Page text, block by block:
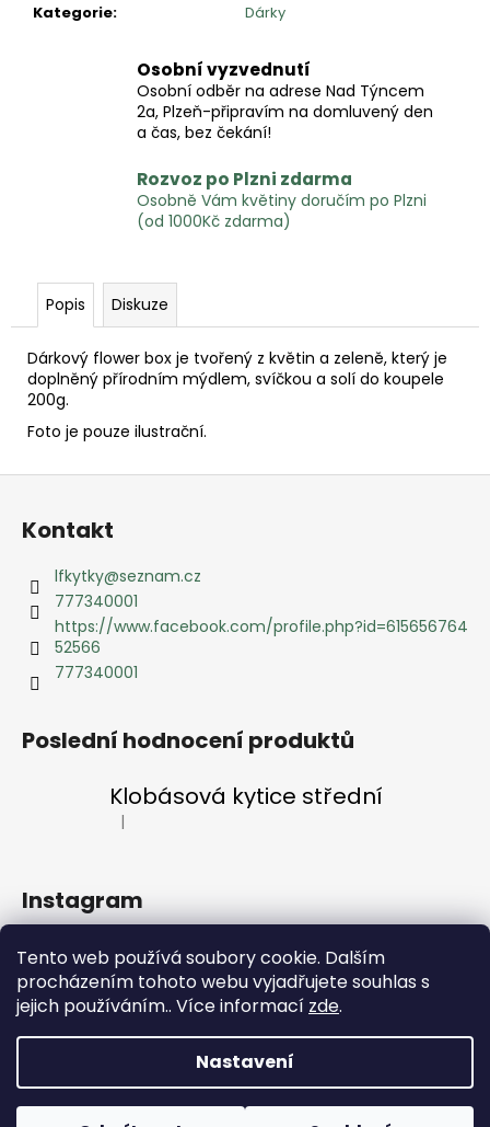
Tento web používá soubory cookie. Dalším
procházením tohoto webu vyjadřujete souhlas s
jejich používáním.. Více informací zde.
Nastavení
Kategorie: Dárky
Osobní vyzvednutí
Osobní odběr na adrese Nad Týncem
2a, Plzeň-připravím na domluvený den
a čas, bez čekání!
Rozvoz po Plzni zdarma
Osobně Vám květiny doručím po Plzni
(od 1000Kč zdarma)
Popis Diskuze
Dárkový flower box je tvořený z květin a zeleně, který je
doplněný přírodním mýdlem, svíčkou a solí do koupele
200g.
Foto je pouze ilustrační.
Z
Kontakt
lfkytky@seznam.cz
777340001
https://www.facebook.com/profile.php?id=615656764
52566
777340001
Poslední hodnocení produktů
Klobásová kytice střední
Hodnocení produktu je 5 z 5 hvězdiček.
|
Instagram